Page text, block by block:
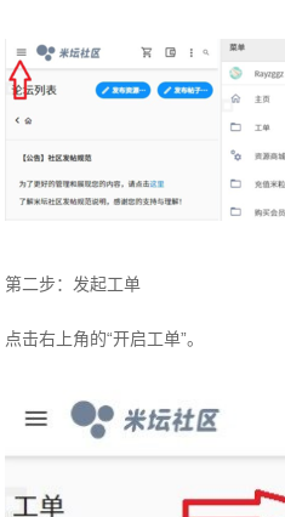
第二步：发起工单
点击右上角的“开启工单”。